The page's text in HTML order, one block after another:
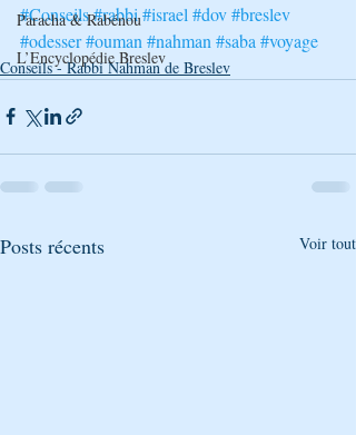
Paracha & Rabénou
L’Encyclopédie Breslev
#Conseils#rabbi #israel #dov#breslev
#odesser#ouman #nahman #saba #voyage
Conseils - Rabbi Nahman de Breslev
Posts récents Voir tout